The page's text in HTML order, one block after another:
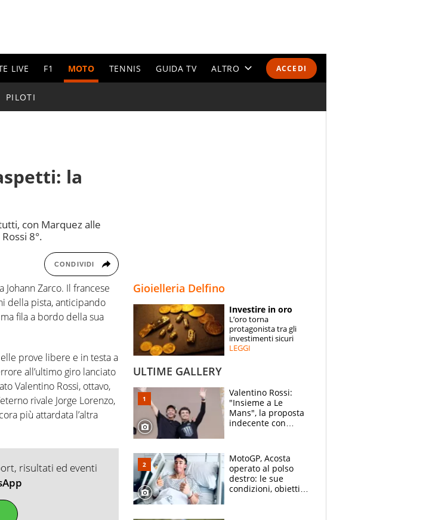
ACCEDI
LIVE F1 MOTO TENNIS GUIDA TV ALTRO
ESPERTI
CONTATTI
PILOTI
la
con Marquez alle
8°.
CONDIVIDI
Zarco. Il francese
della pista, anticipando
fila a bordo della sua
prove libere e in testa a
all’ultimo giro lanciato
Valentino Rossi, ottavo,
rivale Jorge Lorenzo,
più attardata l’altra
risultati ed eventi
Gioielleria Delfino
Investire in oro
L’oro torna
protagonista tra gli
investimenti sicuri
LEGGI
ULTIME GALLERY
Valentino Rossi:
"Insieme a Le
Mans", la proposta
indecente con
Goodwood
MotoGP, Acosta
operato al polso
destro: le sue
condizioni, obiettivo